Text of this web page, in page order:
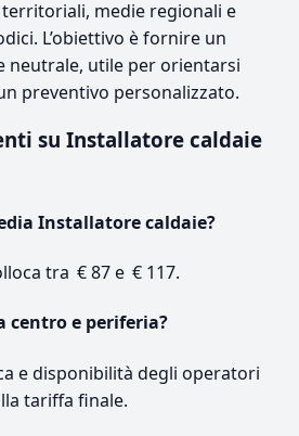
medie regionali e
L’obiettivo è fornire un
neutrale, utile per orientarsi
preventivo personalizzato.
su Installatore caldaie
Installatore caldaie?
tra € 87 e € 117.
centro e periferia?
e disponibilità degli operatori
tariffa finale.